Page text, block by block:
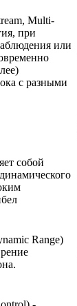
Multi-
при
или
с разными
собой
Range)